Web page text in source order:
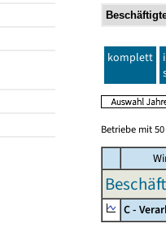
komplett
Betriebe mit
C -